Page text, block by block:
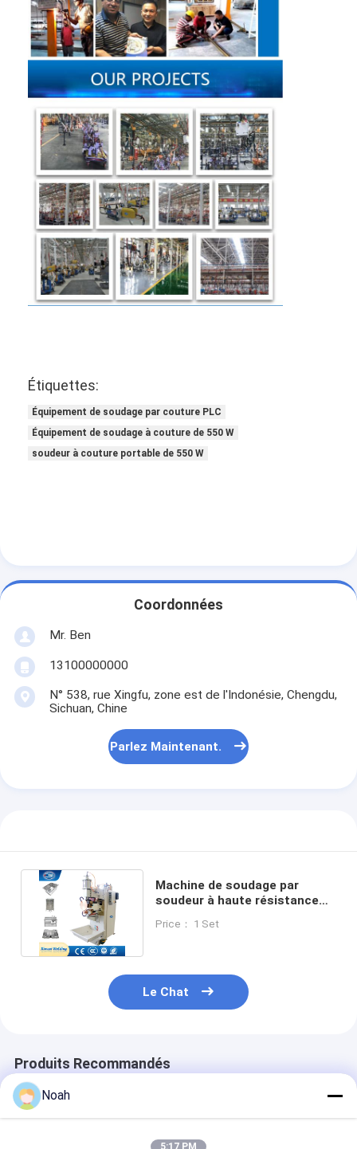
Étiquettes:
Équipement de soudage par couture PLC
Équipement de soudage à couture de 550 W
soudeur à couture portable de 550 W
Coordonnées
Mr. Ben
13100000000
N° 538, rue Xingfu, zone est de l'Indonésie, Chengdu,
Sichuan, Chine
Parlez Maintenant.
Machine de soudage par
soudeur à haute résistance
Price： 1 Set
Le Chat
Produits Recommandés
Noah
5:17 PM